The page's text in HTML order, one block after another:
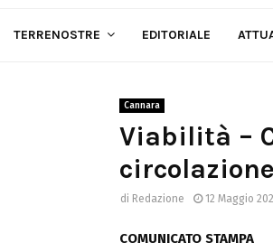
TERRENOSTRE EDITORIALE
Cannara
Viabilità –
di Redazione 12 Maggio
COMUNICATO STAMPA